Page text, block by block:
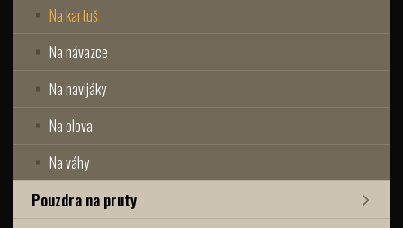
Na kartuš
Na návazce
Na navijáky
Na olova
Na váhy
Pouzdra na pruty